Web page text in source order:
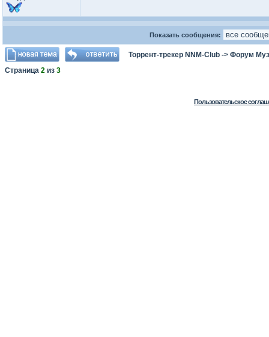
Показать сообщения:
Торрент-трекер NNM-Club -> Форум
Страница 2 из 3
Пользовательское